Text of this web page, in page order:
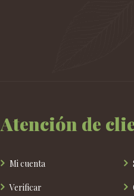
Atención de
Mi cuenta
Verificar